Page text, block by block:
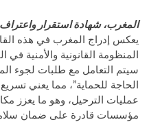
المغرب، شهادة استقرار
يعكس إدراج المغرب في هذه
المنظومة القانونية والأمنية
سيتم التعامل مع طلبات لجوء
الحاجة للحماية”، مما يعني
عمليات الترحيل، وهو ما يعزز
مؤسسات قادرة على ضمان سلامة